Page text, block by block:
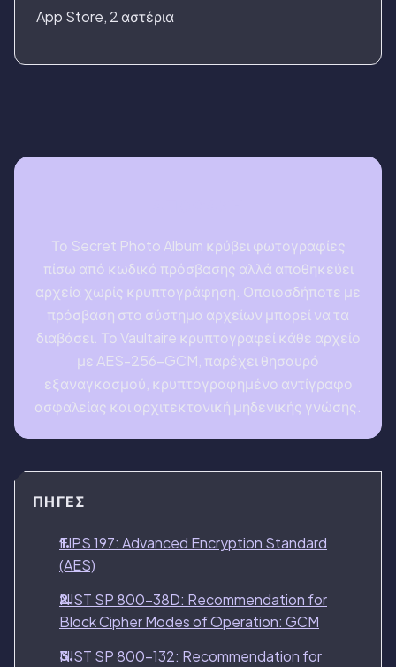
App Store, 2 αστέρια
Το Secret Photo Album κρύβει φωτογραφίες
πίσω από κωδικό πρόσβασης αλλά αποθηκεύει
αρχεία χωρίς κρυπτογράφηση. Οποιοσδήποτε με
πρόσβαση στο σύστημα αρχείων μπορεί να τα
διαβάσει. Το Vaultaire κρυπτογραφεί κάθε αρχείο
με AES-256-GCM, παρέχει θησαυρό
εξαναγκασμού, κρυπτογραφημένο αντίγραφο
ασφαλείας και αρχιτεκτονική μηδενικής γνώσης.
ΠΗΓΈΣ
FIPS 197: Advanced Encryption Standard
(AES)
NIST SP 800-38D: Recommendation for
Block Cipher Modes of Operation: GCM
NIST SP 800-132: Recommendation for